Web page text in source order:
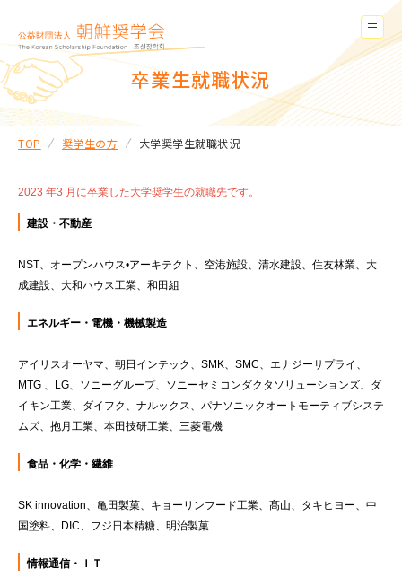
卒業生就職状況
TOP 奨学生の方 大学奨学生就職状況
2023 年3 月に卒業した大学奨学生の就職先です。
建設・不動産
NST、オープンハウス•アーキテクト、空港施設、清水建設、住友林業、大
成建設、大和ハウス工業、和田組
エネルギー・電機・機械製造
アイリスオーヤマ、朝日インテック、SMK、SMC、エナジーサプライ、
MTG 、LG、ソニーグループ、ソニーセミコンダクタソリューションズ、ダ
イキン工業、ダイフク、ナルックス、パナソニックオートモーティブシステ
ムズ、抱月工業、本田技研工業、三菱電機
食品・化学・繊維
SK innovation、亀田製菓、キョーリンフード工業、髙山、タキヒヨー、中
国塗料、DIC、フジ日本精糖、明治製菓
情報通信・ＩＴ